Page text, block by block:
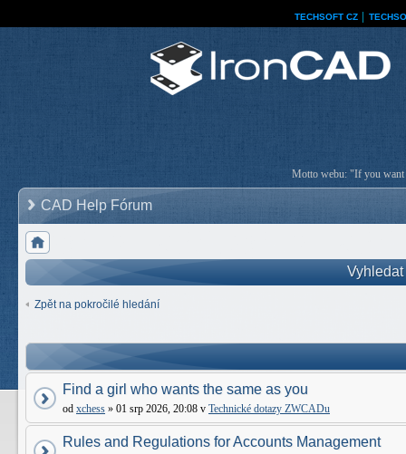
TECHSOFT CZ
Motto webu: "If you want
CAD Help Fórum
Zpět na pokročilé hledání
Find a girl who wants the same as you
od xchess » 01 srp 2026, 20:08 v Technické dotazy ZWCADu
Rules and Regulations for Accounts Management